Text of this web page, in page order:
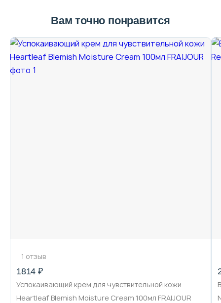
Вам точно понравится
1 отзыв
1814 ₽
Успокаивающий крем для чувствительной кожи
Heartleaf Blemish Moisture Cream 100мл FRAIJOUR